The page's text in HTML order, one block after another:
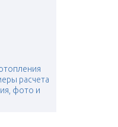
расчета
фото и